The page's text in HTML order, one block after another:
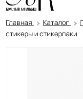
Главная Каталог
стикеры и стикерпаки